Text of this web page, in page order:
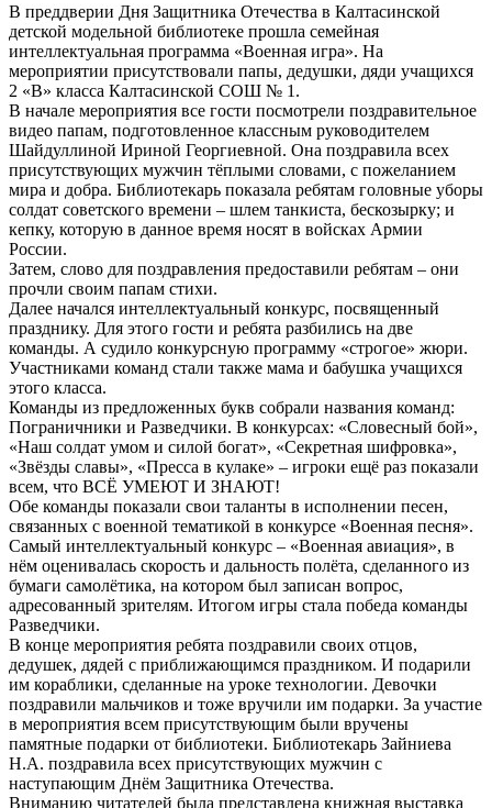
В преддверии Дня Защитника Отечества в Калтасинской
детской модельной библиотеке прошла семейная
интеллектуальная программа «Военная игра». На
мероприятии присутствовали папы, дедушки, дяди учащихся
2 «В» класса Калтасинской СОШ № 1.
В начале мероприятия все гости посмотрели поздравительное
видео папам, подготовленное классным руководителем
Шайдуллиной Ириной Георгиевной. Она поздравила всех
присутствующих мужчин тёплыми словами, с пожеланием
мира и добра. Библиотекарь показала ребятам головные уборы
солдат советского времени – шлем танкиста, бескозырку; и
кепку, которую в данное время носят в войсках Армии
России.
Затем, слово для поздравления предоставили ребятам – они
прочли своим папам стихи.
Далее начался интеллектуальный конкурс, посвященный
празднику. Для этого гости и ребята разбились на две
команды. А судило конкурсную программу «строгое» жюри.
Участниками команд стали также мама и бабушка учащихся
этого класса.
Команды из предложенных букв собрали названия команд:
Пограничники и Разведчики. В конкурсах: «Словесный бой»,
«Наш солдат умом и силой богат», «Секретная шифровка»,
«Звёзды славы», «Пресса в кулаке» – игроки ещё раз показали
всем, что ВСЁ УМЕЮТ И ЗНАЮТ!
Обе команды показали свои таланты в исполнении песен,
связанных с военной тематикой в конкурсе «Военная песня».
Самый интеллектуальный конкурс – «Военная авиация», в
нём оценивалась скорость и дальность полёта, сделанного из
бумаги самолётика, на котором был записан вопрос,
адресованный зрителям. Итогом игры стала победа команды
Разведчики.
В конце мероприятия ребята поздравили своих отцов,
дедушек, дядей с приближающимся праздником. И подарили
им кораблики, сделанные на уроке технологии. Девочки
поздравили мальчиков и тоже вручили им подарки. За участие
в мероприятия всем присутствующим были вручены
памятные подарки от библиотеки. Библиотекарь Зайниева
Н.А. поздравила всех присутствующих мужчин с
наступающим Днём Защитника Отечества.
Вниманию читателей была представлена книжная выставка